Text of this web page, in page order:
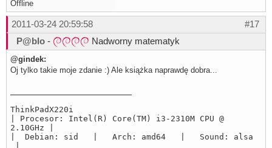
Offline
#17
2011-03-24 20:59:58
P@blo - Nadworny matematyk
@gindek:
Oj tylko takie moje zdanie :) Ale książka naprawdę dobra...
ThinkPadX220i
| Procesor: Intel(R) Core(TM) i3-2310M CPU @
2.10GHz |
| Debian: sid | Arch: amd64 | Sound: alsa